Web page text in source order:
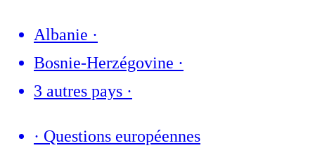
Albanie ·
Bosnie-Herzégovine ·
3 autres pays ·
· Questions européennes